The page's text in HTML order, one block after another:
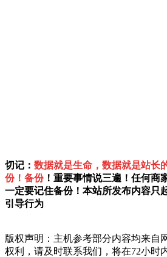
切记： 数据就是生命，数据就是站长
份！备份！重要事情说三遍！任何商
一定要记住备份！本站所发布内容只
引导行为
版权声明：主机参考部分内容均来自
权利，请及时联系我们，将在72小时